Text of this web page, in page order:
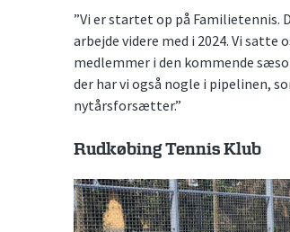
”Vi er startet op på Familietennis.
arbejde videre med i 2024. Vi
medlemmer i den kommende
der har vi også nogle i pipelinen,
nytårsforsætter.”
Rudkøbing Tennis Klub